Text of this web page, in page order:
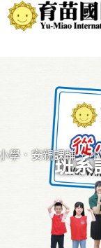
班系
學．安親課輔 /